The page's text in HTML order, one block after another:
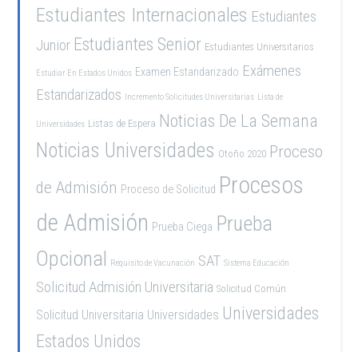
Estudiantes Internacionales Estudiantes
Junior Estudiantes Senior Estudiantes Universitarios
Estudiar En Estados Unidos Examen Estandarizado Exámenes
Estandarizados Incremento Solicitudes Universitarias Lista de
Universidades Listas de Espera Noticias De La Semana
Noticias Universidades Otoño 2020 Proceso
de Admisión Proceso de Solicitud Procesos
de Admisión Prueba Ciega Prueba
Opcional Requisito de Vacunación SAT Sistema Educación
Solicitud Admisión Universitaria Solicitud Común
Solicitud Universitaria Universidades Universidades
Estados Unidos